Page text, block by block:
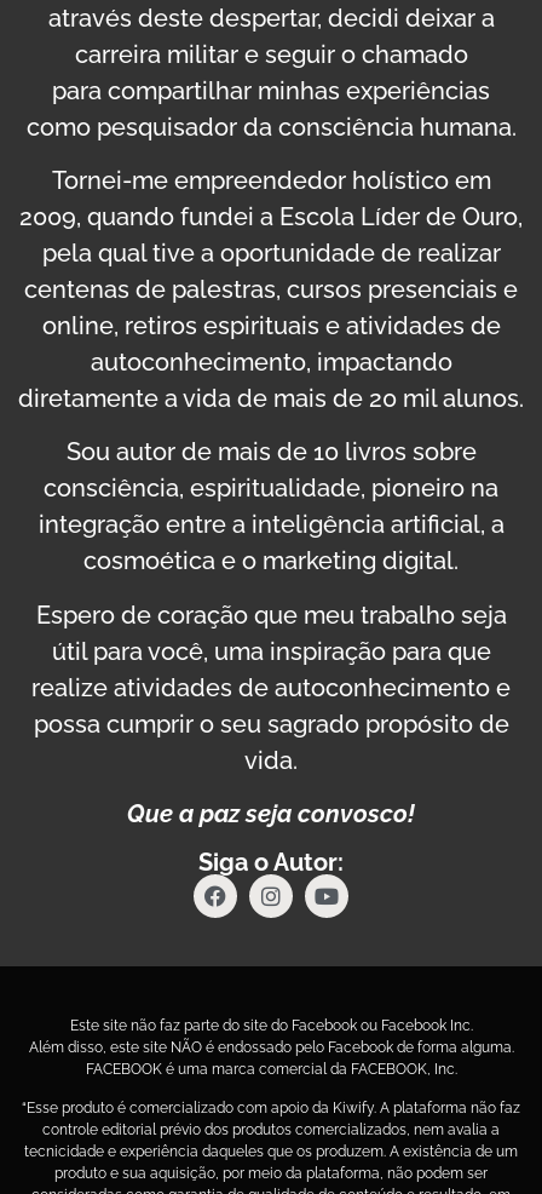
através deste despertar, decidi deixar a
carreira militar e seguir o chamado
para compartilhar minhas experiências
como pesquisador da consciência humana.
Tornei-me empreendedor holístico em
2009, quando fundei a Escola Líder de Ouro,
pela qual tive a oportunidade de realizar
centenas de palestras, cursos presenciais e
online, retiros espirituais e atividades de
autoconhecimento, impactando
diretamente a vida de mais de 20 mil alunos.
Sou autor de mais de 10 livros sobre
consciência, espiritualidade, pioneiro na
integração entre a inteligência artificial, a
cosmoética e o marketing digital.
Espero de coração que meu trabalho seja
útil para você, uma inspiração para que
realize atividades de autoconhecimento e
possa cumprir o seu sagrado propósito de
vida.
Que a paz seja convosco!
Siga o Autor:
Este site não faz parte do site do Facebook ou Facebook Inc.
Além disso, este site NÃO é endossado pelo Facebook de forma alguma.
FACEBOOK é uma marca comercial da FACEBOOK, Inc.
“Esse produto é comercializado com apoio da Kiwify. A plataforma não faz
controle editorial prévio dos produtos comercializados, nem avalia a
tecnicidade e experiência daqueles que os produzem. A existência de um
produto e sua aquisição, por meio da plataforma, não podem ser